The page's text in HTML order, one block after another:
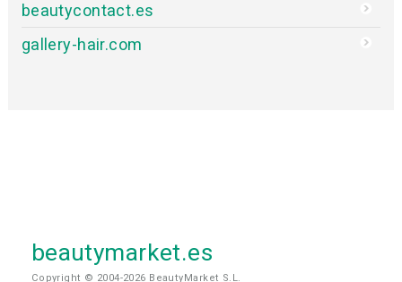
beautycontact.es
gallery-hair.com
beautymarket.es
Copyright © 2004-2026 BeautyMarket S.L.